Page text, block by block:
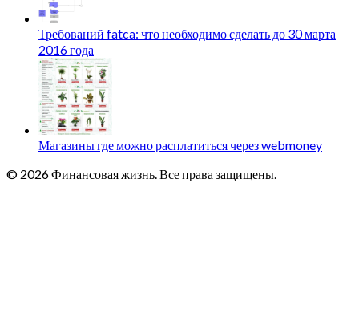
Требований fatca: что необходимо сделать до 30 марта
2016 года
Магазины где можно расплатиться через webmoney
© 2026 Финансовая жизнь. Все права защищены.